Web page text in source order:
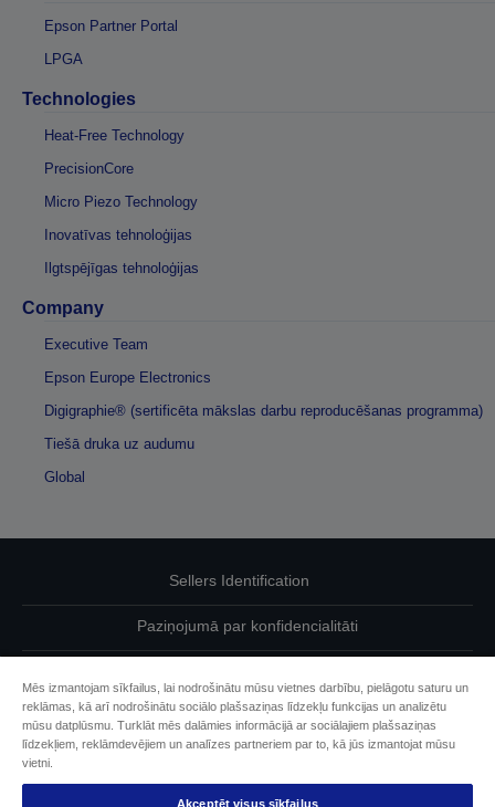
Epson Partner Portal
LPGA
Technologies
Heat-Free Technology
PrecisionCore
Micro Piezo Technology
Inovatīvas tehnoloģijas
Ilgtspējīgas tehnoloģijas
Company
Executive Team
Epson Europe Electronics
Digigraphie® (sertificēta mākslas darbu reproducēšanas programma)
Tiešā druka uz audumu
Global
Sellers Identification
Paziņojumā par konfidencialitāti
Sazinieties ar mums par saviem datiem
Mēs izmantojam sīkfailus, lai nodrošinātu mūsu vietnes darbību, pielāgotu saturu un
reklāmas, kā arī nodrošinātu sociālo plašsaziņas līdzekļu funkcijas un analizētu
mūsu datplūsmu. Turklāt mēs dalāmies informācijā ar sociālajiem plašsaziņas
līdzekļiem, reklāmdevējiem un analīzes partneriem par to, kā jūs izmantojat mūsu
vietni.
Akceptēt visus sīkfailus